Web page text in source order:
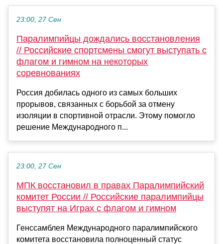
23:00, 27 Сен
Паралимпийцы дождались восстановления
// Российские спортсмены смогут выступать с
флагом и гимном на некоторых
соревнованиях
Россия добилась одного из самых больших
прорывов, связанных с борьбой за отмену
изоляции в спортивной отрасли. Этому помогло
решение Международного п...
23:00, 27 Сен
МПК восстановил в правах Паралимпийский
комитет России // Российские паралимпийцы
выступят на Играх с флагом и гимном
Генссамблея Международного паралимпийского
комитета восстановила полноценный статус